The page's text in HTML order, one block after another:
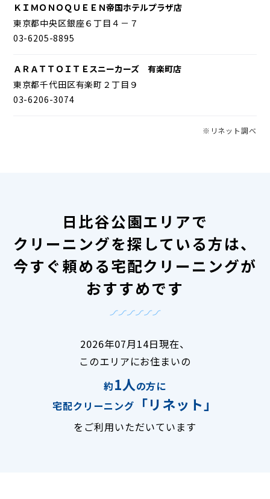
ＫＩＭＯＮＯＱＵＥＥＮ帝国ホテルプラザ店
東京都中央区銀座６丁目４－７
03-6205-8895
ＡＲＡＴＴＯＩＴＥスニーカーズ 有楽町店
東京都千代田区有楽町２丁目９
03-6206-3074
※リネット調べ
日比谷公園エリアで
クリーニングを探している方は、
今すぐ頼める宅配クリーニングが
おすすめです
2026年07月14日現在、
このエリアにお住まいの
約1人の方に
宅配クリーニング
「リネット」
をご利用いただいています